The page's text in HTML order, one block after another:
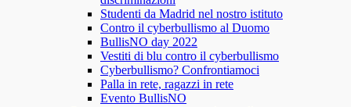
Studenti da Madrid nel nostro istituto
Contro il cyberbullismo al Duomo
BullisNO day 2022
Vestiti di blu contro il cyberbullismo
Cyberbullismo? Confrontiamoci
Palla in rete, ragazzi in rete
Evento BullisNO